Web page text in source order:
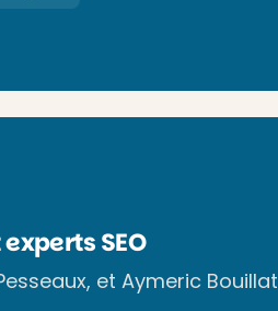
SEO
et Aymeric Bouillat